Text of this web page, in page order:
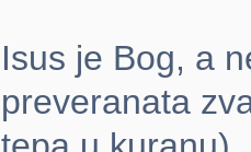
Isus je Bog, a
preveranata